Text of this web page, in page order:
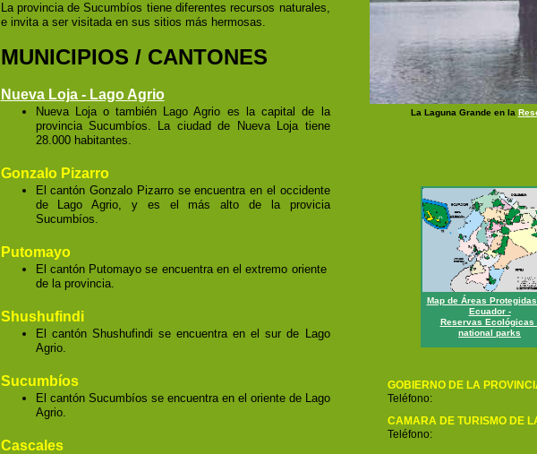
La provincia de Sucumbíos tiene diferentes recursos naturales,
e invita a ser visitada en sus sitios más hermosas.
MUNICIPIOS / CANTONES
Nueva Loja - Lago Agrio
Nueva Loja o también Lago Agrio es la capital de la
provincia Sucumbíos. La ciudad de Nueva Loja tiene
28.000 habitantes.
Gonzalo Pizarro
El cantón Gonzalo Pizarro se encuentra en el occidente
de Lago Agrio, y es el más alto de la provicia
Sucumbíos.
Putomayo
El cantón Putomayo se encuentra en el extremo oriente
de la provincia.
Shushufindi
El cantón Shushufindi se encuentra en el sur de Lago
Agrio.
Sucumbíos
El cantón Sucumbíos se encuentra en el oriente de Lago
Agrio.
Cascales
CAMARA DE TURISMO DE
Teléfono:
GOBIERNO DE LA
Teléfono:
La Laguna Grande en la
Map de Áreas
Ecuador -
Reservas Ecológicas
national parks